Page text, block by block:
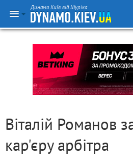
Динамо Київ від Шуріка
Віталій Романов
кар'єру арбітра